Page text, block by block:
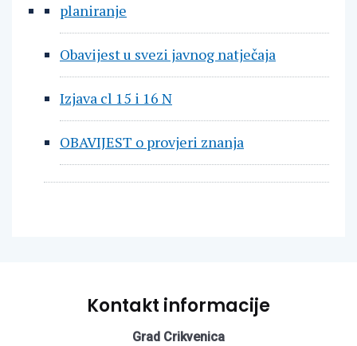
planiranje
Obavijest u svezi javnog natječaja
Izjava cl 15 i 16 N
OBAVIJEST o provjeri znanja
Kontakt informacije
Grad Crikvenica